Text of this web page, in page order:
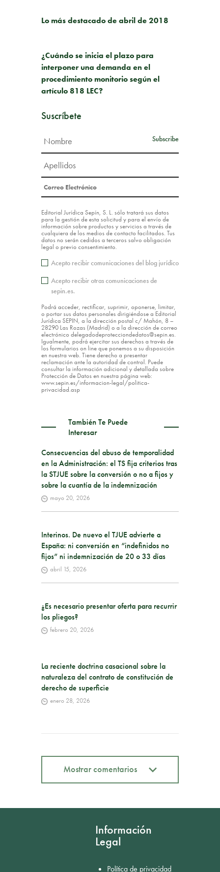
Lo más destacado de abril de 2018
¿Cuándo se inicia el plazo para
interponer una demanda en el
procedimiento monitorio según el
artículo 818 LEC?
Suscríbete
Editorial Jurídica Sepín, S. L. sólo tratará sus datos
para la gestión de esta solicitud y para el envío de
información sobre productos y servicios a través de
cualquiera de los medios de contacto facilitados. Tus
datos no serán cedidos a terceros salvo obligación
legal o previo consentimiento.
Acepto recibir comunicaciones del blog jurídico
Acepto recibir otras comunicaciones de
sepin.es.
Podrá acceder, rectificar, suprimir, oponerse, limitar,
o portar sus datos personales dirigiéndose a Editorial
Jurídica SEPIN, a la dirección postal c/ Mahón, 8 –
28290 Las Rozas (Madrid) o a la dirección de correo
electrónico delegadodeprotecciondedatos@sepin.es.
Igualmente, podrá ejercitar sus derechos a través de
los formularios on line que ponemos a su disposición
en nuestra web. Tiene derecho a presentar
reclamación ante la autoridad de control. Puede
consultar la información adicional y detallada sobre
Protección de Datos en nuestra página web:
www.sepin.es/informacion-legal/politica-
privacidad.asp
También Te Puede
Interesar
Consecuencias del abuso de temporalidad
en la Administración: el TS fija criterios tras
la STJUE sobre la conversión o no a fijos y
sobre la cuantía de la indemnización
mayo 20, 2026
Interinos. De nuevo el TJUE advierte a
España: ni conversión en “indefinidos no
fijos” ni indemnización de 20 o 33 días
abril 15, 2026
¿Es necesario presentar oferta para recurrir
los pliegos?
febrero 20, 2026
La reciente doctrina casacional sobre la
naturaleza del contrato de constitución de
derecho de superficie
enero 28, 2026
Mostrar comentarios
Información
Legal
Política de privacidad